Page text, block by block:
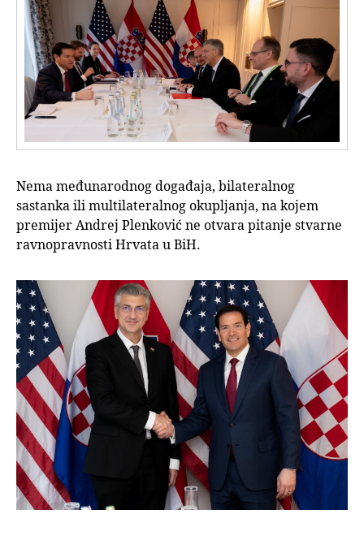
Nema međunarodnog događaja, bilateralnog
sastanka ili multilateralnog okupljanja, na kojem
premijer Andrej Plenković ne otvara pitanje stvarne
ravnopravnosti Hrvata u BiH.